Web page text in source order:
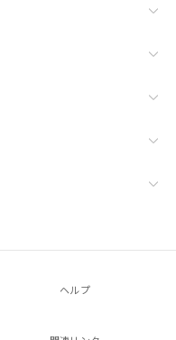
ヘルプ